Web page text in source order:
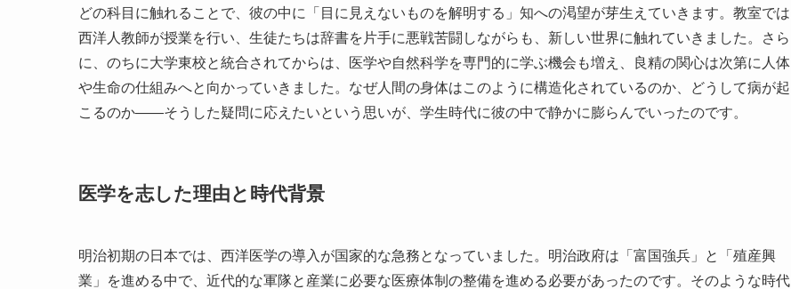
どの科目に触れることで、彼の中に「目に見えないものを解明する」知への渇望が芽生えていきます。教室では
西洋人教師が授業を行い、生徒たちは辞書を片手に悪戦苦闘しながらも、新しい世界に触れていきました。さら
に、のちに大学東校と統合されてからは、医学や自然科学を専門的に学ぶ機会も増え、良精の関心は次第に人体
や生命の仕組みへと向かっていきました。なぜ人間の身体はこのように構造化されているのか、どうして病が起
こるのか――そうした疑問に応えたいという思いが、学生時代に彼の中で静かに膨らんでいったのです。
医学を志した理由と時代背景
明治初期の日本では、西洋医学の導入が国家的な急務となっていました。明治政府は「富国強兵」と「殖産興
業」を進める中で、近代的な軍隊と産業に必要な医療体制の整備を進める必要があったのです。そのような時代